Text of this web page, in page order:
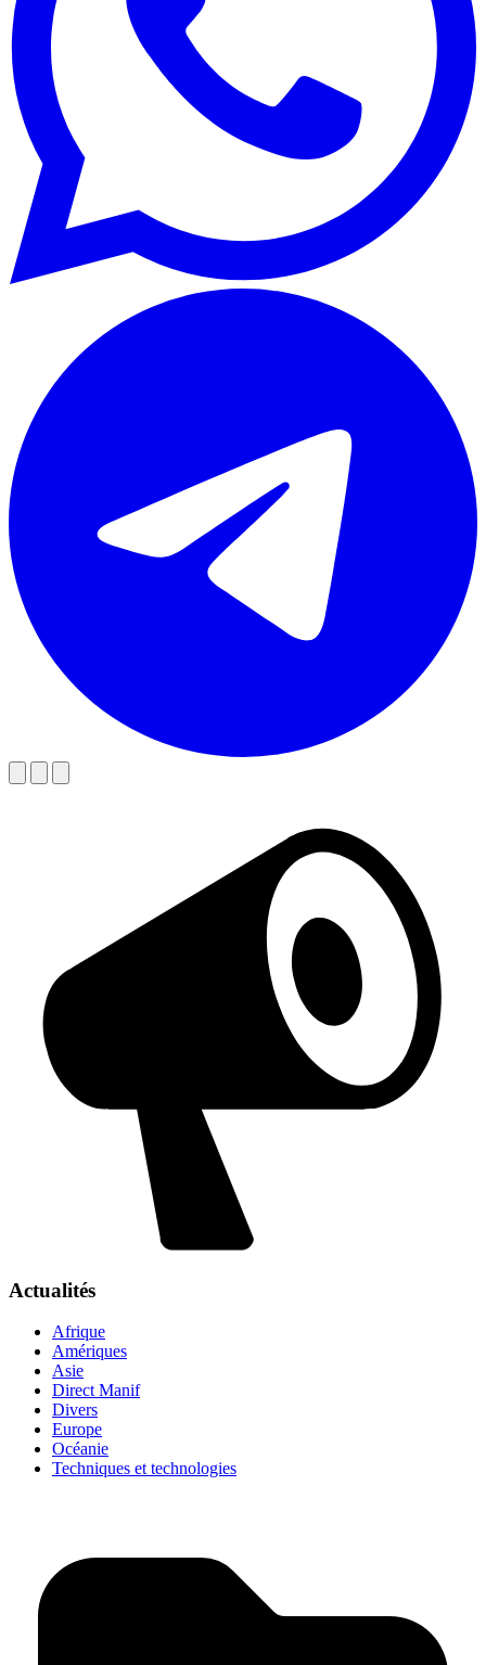
Actualités
Afrique
Amériques
Asie
Direct Manif
Divers
Europe
Océanie
Techniques et technologies